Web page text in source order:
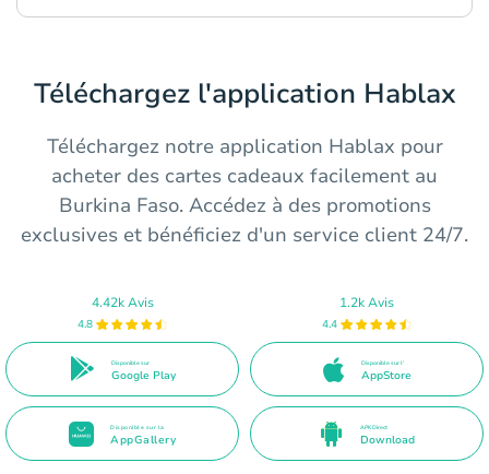
Téléchargez l'application Hablax
Téléchargez notre application Hablax pour
acheter des cartes cadeaux facilement au
Burkina Faso. Accédez à des promotions
exclusives et bénéficiez d'un service client 24/7.
4.42k Avis
4.8
Disponible sur
Google Play
1.2k Avis
4.4
Disponible sur l'
AppStore
Disponible sur la
AppGallery
APK Direct
Download